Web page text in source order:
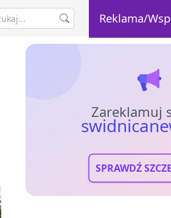
Reklama/
Zareklamuj
SPRAWDŹ